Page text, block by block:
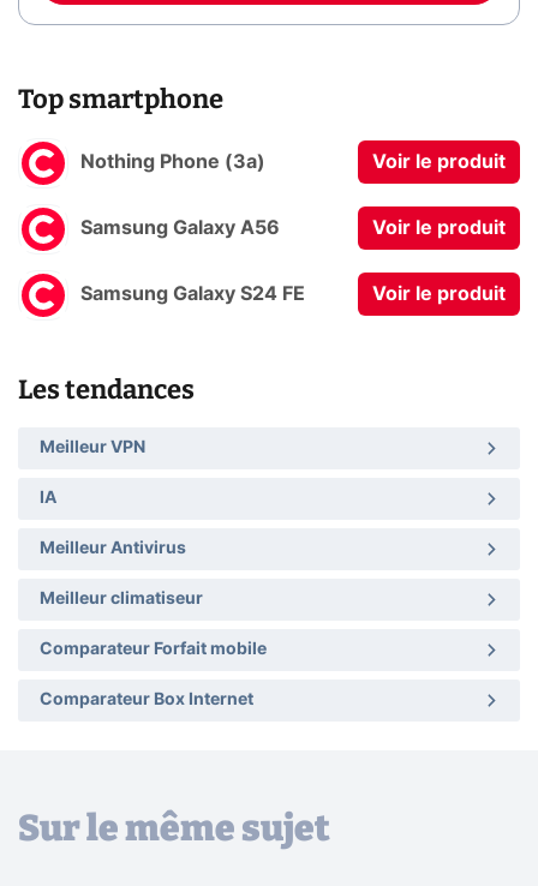
Top smartphone
Nothing Phone (3a) Voir le produit
Samsung Galaxy A56 Voir le produit
Samsung Galaxy S24 FE Voir le produit
Les tendances
Meilleur VPN
IA
Meilleur Antivirus
Meilleur climatiseur
Comparateur Forfait mobile
Comparateur Box Internet
Sur le même sujet